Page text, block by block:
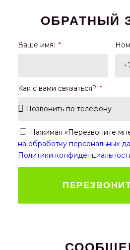
ОБРАТНЫЙ
Ваше имя:
Как с вами связаться?
Нажимая «Перезвоните
на обработку персональных
Политики